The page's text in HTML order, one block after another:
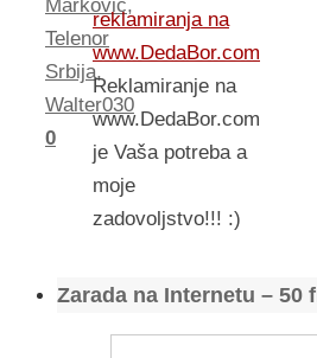
Markovic,
Telenor
Srbija,
Walter030
0
reklamiranja na
www.DedaBor.com
Reklamiranje na
www.DedaBor.com
je Vaša potreba a
moje
zadovoljstvo!!! :)
Zarada na Internetu – 50